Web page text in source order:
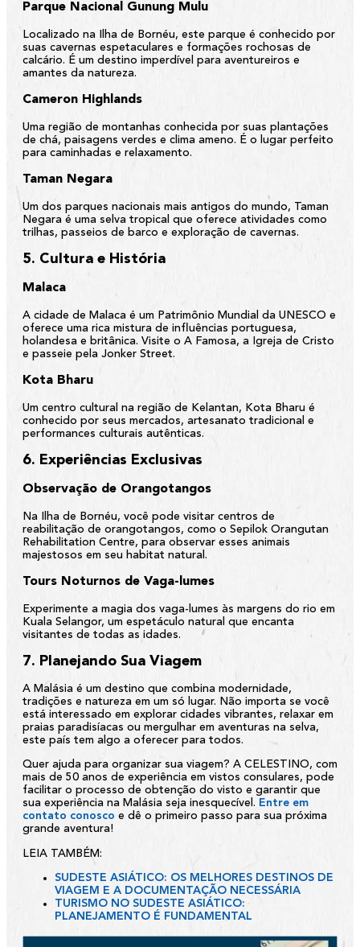
Parque Nacional Gunung Mulu
Localizado na Ilha de Bornéu, este parque é conhecido por
suas cavernas espetaculares e formações rochosas de
calcário. É um destino imperdível para aventureiros e
amantes da natureza.
Cameron Highlands
Uma região de montanhas conhecida por suas plantações
de chá, paisagens verdes e clima ameno. É o lugar perfeito
para caminhadas e relaxamento.
Taman Negara
Um dos parques nacionais mais antigos do mundo, Taman
Negara é uma selva tropical que oferece atividades como
trilhas, passeios de barco e exploração de cavernas.
5. Cultura e História
Malaca
A cidade de Malaca é um Patrimônio Mundial da UNESCO e
oferece uma rica mistura de influências portuguesa,
holandesa e britânica. Visite o A Famosa, a Igreja de Cristo
e passeie pela Jonker Street.
Kota Bharu
Um centro cultural na região de Kelantan, Kota Bharu é
conhecido por seus mercados, artesanato tradicional e
performances culturais autênticas.
6. Experiências Exclusivas
Observação de Orangotangos
Na Ilha de Bornéu, você pode visitar centros de
reabilitação de orangotangos, como o Sepilok Orangutan
Rehabilitation Centre, para observar esses animais
majestosos em seu habitat natural.
Tours Noturnos de Vaga-lumes
Experimente a magia dos vaga-lumes às margens do rio em
Kuala Selangor, um espetáculo natural que encanta
visitantes de todas as idades.
7. Planejando Sua Viagem
A Malásia é um destino que combina modernidade,
tradições e natureza em um só lugar. Não importa se você
está interessado em explorar cidades vibrantes, relaxar em
praias paradisíacas ou mergulhar em aventuras na selva,
este país tem algo a oferecer para todos.
Quer ajuda para organizar sua viagem? A CELESTINO, com
mais de 50 anos de experiência em vistos consulares, pode
facilitar o processo de obtenção do visto e garantir que
sua experiência na Malásia seja inesquecível. Entre em
contato conosco e dê o primeiro passo para sua próxima
grande aventura!
LEIA TAMBÉM:
SUDESTE ASIÁTICO: OS MELHORES DESTINOS DE
VIAGEM E A DOCUMENTAÇÃO NECESSÁRIA
TURISMO NO SUDESTE ASIÁTICO:
PLANEJAMENTO É FUNDAMENTAL